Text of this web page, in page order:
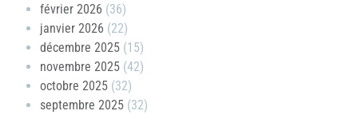
février 2026 (36)
janvier 2026 (22)
décembre 2025 (15)
novembre 2025 (42)
octobre 2025 (32)
septembre 2025 (32)